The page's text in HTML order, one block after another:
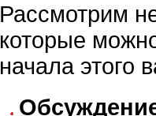
Рассмотрим
которые
начала этого